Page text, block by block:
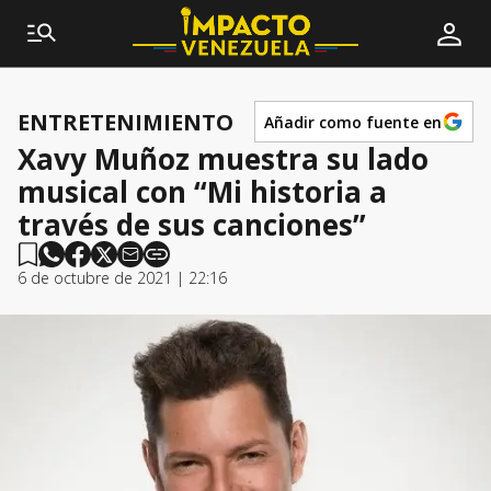
ENTRETENIMIENTO Añadir como fuente en
Xavy Muñoz muestra su lado
musical con “Mi historia a
través de sus canciones”
6 de octubre de 2021 | 22:16